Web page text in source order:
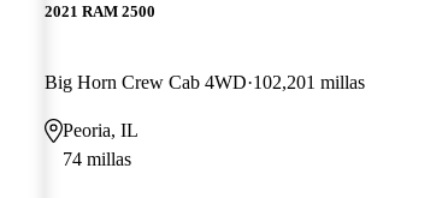
2021 RAM 2500
Big Horn Crew Cab 4WD 102,201 millas
Peoria, IL
74 millas